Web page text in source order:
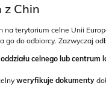
z Chin
na terytorium celne Unii
do odbiorcy. Zazwyczaj
oddziału celnego lub centrum
weryfikuje dokumenty